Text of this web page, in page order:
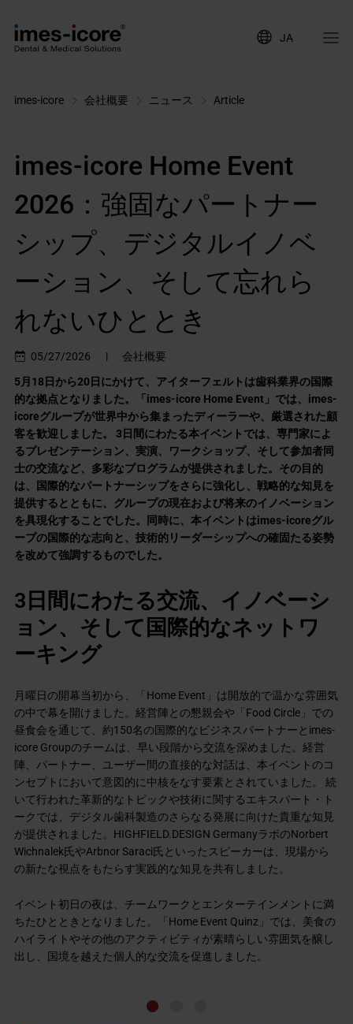
JA
imes-icore 会社概要 ニュース Article
imes-icore Home Event
2026：強固なパートナー
シップ、デジタルイノベ
ーション、そして忘れら
れないひととき
05/27/2026 |
会社概要
5月18日から20日にかけて、アイターフェルトは歯科業界の国際
的な拠点となりました。「imes-icore Home Event」では、imes-
icoreグループが世界中から集まったディーラーや、厳選された顧
客を歓迎しました。 3日間にわたる本イベントでは、専門家によ
るプレゼンテーション、実演、ワークショップ、そして参加者同
士の交流など、多彩なプログラムが提供されました。その目的
は、国際的なパートナーシップをさらに強化し、戦略的な知見を
提供するとともに、グループの現在および将来のイノベーション
を具現化することでした。同時に、本イベントはimes-icoreグル
ープの国際的な志向と、技術的リーダーシップへの確固たる姿勢
を改めて強調するものでした。
3日間にわたる交流、イノベーシ
ョン、そして国際的なネットワ
ーキング
月曜日の開幕当初から、「Home Event」は開放的で温かな雰囲気
の中で幕を開けました。経営陣との懇親会や「Food Circle」での
昼食会を通じて、約150名の国際的なビジネスパートナーとimes-
icore Groupのチームは、早い段階から交流を深めました。経営
陣、パートナー、ユーザー間の直接的な対話は、本イベントのコ
ンセプトにおいて意図的に中核をなす要素とされていました。 続
いて行われた革新的なトピックや技術に関するエキスパート・ト
ークでは、デジタル歯科製造のさらなる発展に向けた貴重な知見
が提供されました。HIGHFIELD.DESIGN GermanyラボのNorbert
Wichnalek氏やArbnor Saraci氏といったスピーカーは、現場から
の新たな視点をもたらす実践的な知見を共有しました。
イベント初日の夜は、チームワークとエンターテインメントに満
ちたひとときとなりました。「Home Event Quinz」では、美食の
ハイライトやその他のアクティビティが素晴らしい雰囲気を醸し
出し、国境を越えた個人的な交流を促進しました。